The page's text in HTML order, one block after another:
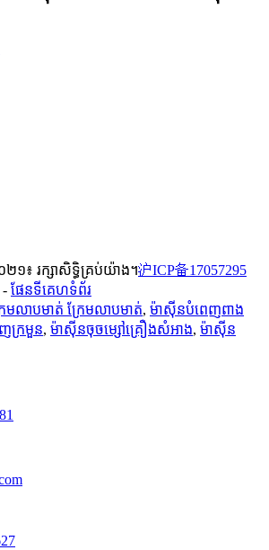
១៖ រក្សាសិទ្ធិគ្រប់យ៉ាង។沪ICP备17057295
- ផែនទីគេហទំព័រ
ែមលាបមាត់ ក្រែមលាបមាត់, ម៉ាស៊ីនបំពេញពាង
ក្រមួន, ម៉ាស៊ីនចុចម្សៅគ្រឿងសំអាង, ម៉ាស៊ីន